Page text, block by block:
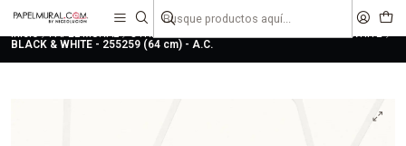
liquidaciones
Inicio PAPEL MURAL OTRAS COLECCIONES
BLACK & WHITE
BLACK & WHITE - 255259 (64 cm) - A.C.